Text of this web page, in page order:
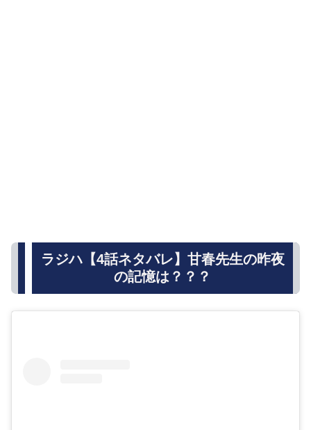
ラジハ【4話ネタバレ】甘春先生の昨夜
の記憶は？？？